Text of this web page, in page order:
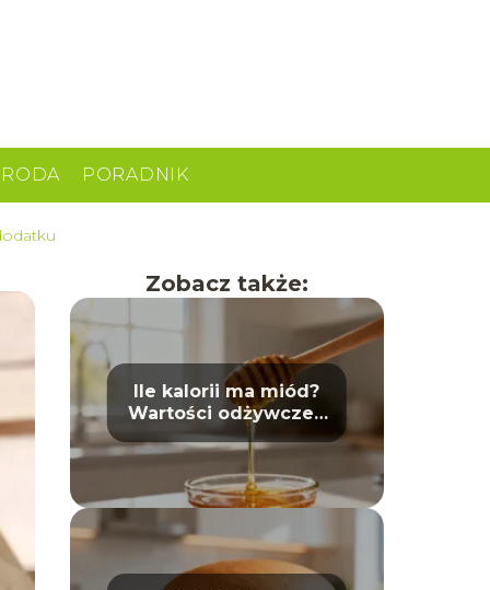
PORADNIK
Zobacz także:
Ile kalorii ma miód?
Wartości odżywcze i
właściwości